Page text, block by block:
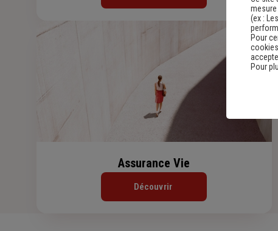
Assurance Vie
Découvrir
mesure
(ex :
Pour
Pour